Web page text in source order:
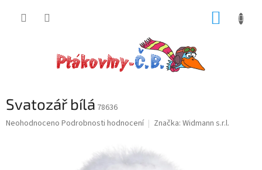
Svatozář bílá 78636
Průměrné
Neohodnoceno Podrobnosti hodnocení Značka: Widmann s.r.l.